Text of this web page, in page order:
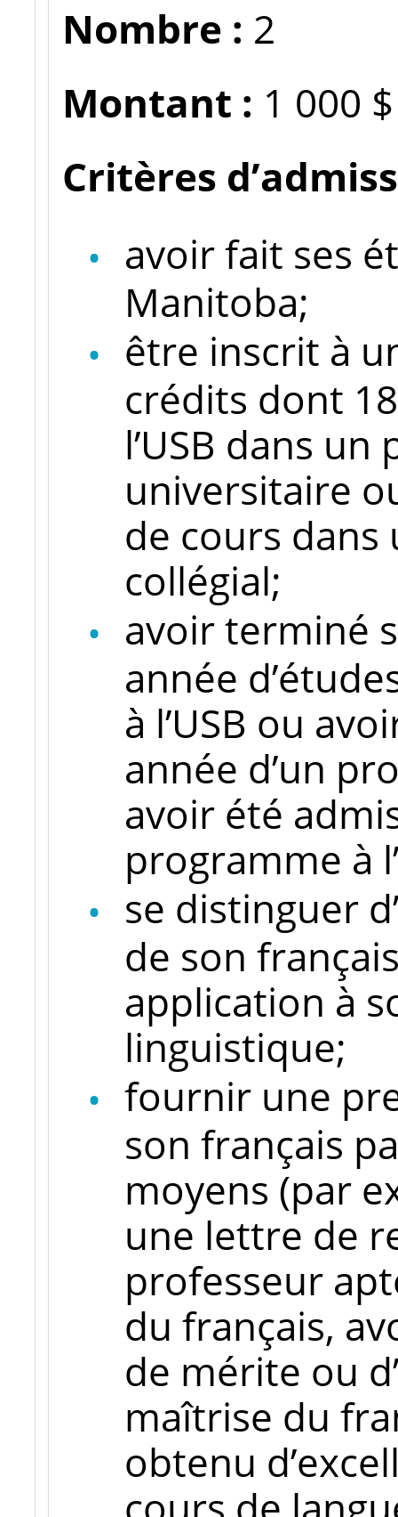
Nombre : 2
Montant : 1 000 $
Critères
avoir fait ses
Manitoba;
être inscrit à
crédits dont
l’USB dans
universitaire
de cours
collégial;
avoir terminé
année
à l’USB ou
année d’un
avoir été
programme à
se distinguer
de son
application à
linguistique;
fournir une
son français
moyens (par
une lettre de
professeur
du français,
de mérite ou
maîtrise du
obtenu